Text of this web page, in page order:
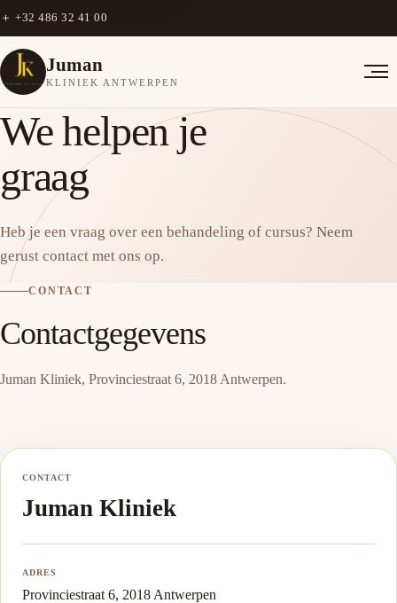
＋ +32 486 32 41 00
Juman
KLINIEK ANTWERPEN
We helpen je
graag
Heb je een vraag over een behandeling of cursus? Neem
gerust contact met ons op.
CONTACT
Contactgegevens
Juman Kliniek, Provinciestraat 6, 2018 Antwerpen.
CONTACT
Juman Kliniek
ADRES
Provinciestraat 6, 2018 Antwerpen